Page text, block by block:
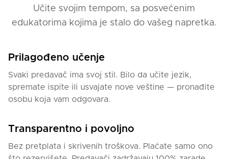
Učite svojim tempom, sa posvećenim
edukatorima kojima je stalo do vašeg napretka.
Prilagođeno učenje
Svaki predavač ima svoj stil. Bilo da učite jezik,
spremate ispite ili usvajate nove veštine — pronađite
osobu koja vam odgovara.
Transparentno i povoljno
Bez pretplata i skrivenih troškova. Plaćate samo ono